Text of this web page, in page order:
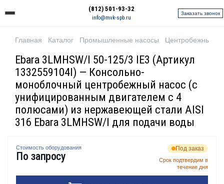
(812) 501-93-32
info@mvk-spb.ru
Заказать звонок
Главная Каталог Промышленные насосы Центробежные
Ebara 3LMHSW/I 50-125/3 IE3 (Артикул
1332559104I) — Консольно-
моноблочный центробежный насос (с
унифицированным двигателем с 4
полюсами) из нержавеющей стали AISI
316 Ebara 3LMHSW/I для подачи воды
Стоимость оборудования
По запросу
Под заказ
Срок подтвердим в
течение дня